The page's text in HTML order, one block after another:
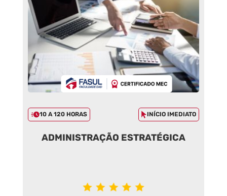
10 A 120 HORAS INÍCIO IMEDIATO
ADMINISTRAÇÃO ESTRATÉGICA